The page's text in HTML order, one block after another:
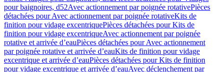
pour baignoires, d52Avec actionnement par poignée rotativePièces
détachées pour Avec actionnement par poignée rotativeKits de
finition pour vidage excentriquePièces détachées pour Kits de
finition pour vidage excentriqueAvec actionnement par poignée
rotative et arrivée d’eauPièces détachées pour Avec actionnement
par poignée rotative et arrivée d’eauKits de finition pour vidage
excentrique et arrivée d’eauPièces détachées pour Kits de finition
pour vidage excentrique et arrivée d’eauAvec déclenchement par